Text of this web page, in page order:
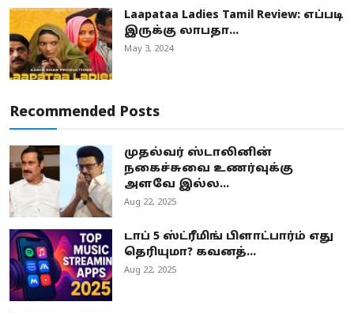
Laapataa Ladies Tamil Review: எப்படி
இருக்கு லாபதா...
May 3, 2024
Recommended Posts
முதல்வர் ஸ்டாலினின்
நகைச்சுவை உணர்வுக்கு
அளவே இல்ல...
Aug 22, 2025
டாப் 5 ஸ்ட்ரீமிங் பிளாட்பார்ம் எது
தெரியுமா? கவனத்...
Aug 22, 2025